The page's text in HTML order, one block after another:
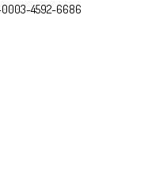
0003-4592-6686